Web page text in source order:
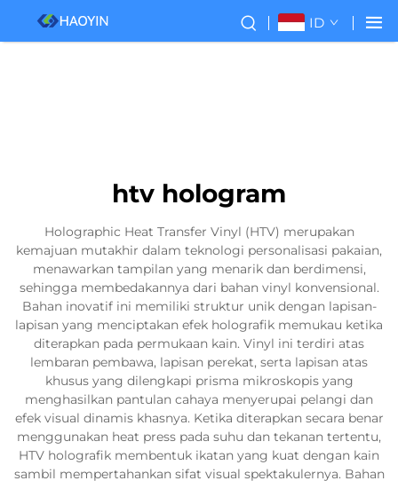
ID
htv hologram
Holographic Heat Transfer Vinyl (HTV) merupakan
kemajuan mutakhir dalam teknologi personalisasi pakaian,
menawarkan tampilan yang menarik dan berdimensi,
sehingga membedakannya dari bahan vinyl konvensional.
Bahan inovatif ini memiliki struktur unik dengan lapisan-
lapisan yang menciptakan efek holografik memukau ketika
diterapkan pada permukaan kain. Vinyl ini terdiri atas
lembaran pembawa, lapisan perekat, serta lapisan atas
khusus yang dilengkapi prisma mikroskopis yang
menghasilkan pantulan cahaya menyerupai pelangi dan
efek visual dinamis khasnya. Ketika diterapkan secara benar
menggunakan heat press pada suhu dan tekanan tertentu,
HTV holografik membentuk ikatan yang kuat dengan kain
sambil mempertahankan sifat visual spektakulernya. Bahan